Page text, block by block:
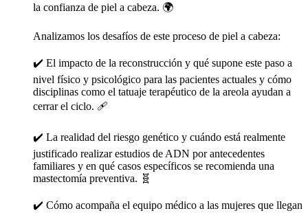
la confianza de piel a cabeza. 🌍
Analizamos los desafíos de este proceso de piel a cabeza:
✔️ El impacto de la reconstrucción y qué supone este paso a
nivel físico y psicológico para las pacientes actuales y cómo
disciplinas como el tatuaje terapéutico de la areola ayudan a
cerrar el ciclo. 🩹
✔️ La realidad del riesgo genético y cuándo está realmente
justificado realizar estudios de ADN por antecedentes
familiares y en qué casos específicos se recomienda una
mastectomía preventiva. 🧬
✔️ Cómo acompaña el equipo médico a las mujeres que llegan